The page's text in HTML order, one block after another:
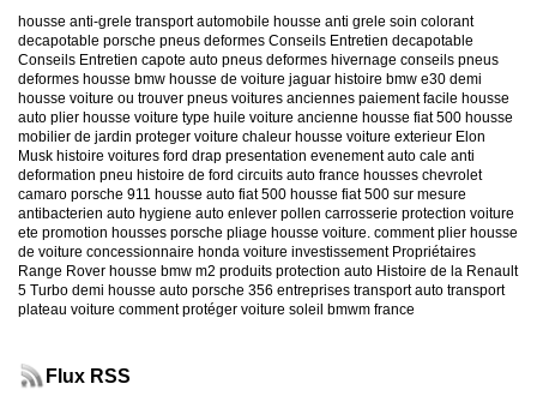
housse anti-grele transport automobile housse anti grele soin colorant
decapotable porsche pneus deformes Conseils Entretien decapotable
Conseils Entretien capote auto pneus deformes hivernage conseils pneus
deformes housse bmw housse de voiture jaguar histoire bmw e30 demi
housse voiture ou trouver pneus voitures anciennes paiement facile housse
auto plier housse voiture type huile voiture ancienne housse fiat 500 housse
mobilier de jardin proteger voiture chaleur housse voiture exterieur Elon
Musk histoire voitures ford drap presentation evenement auto cale anti
deformation pneu histoire de ford circuits auto france housses chevrolet
camaro porsche 911 housse auto fiat 500 housse fiat 500 sur mesure
antibacterien auto hygiene auto enlever pollen carrosserie protection voiture
ete promotion housses porsche pliage housse voiture. comment plier housse
de voiture concessionnaire honda voiture investissement Propriétaires
Range Rover housse bmw m2 produits protection auto Histoire de la Renault
5 Turbo demi housse auto porsche 356 entreprises transport auto transport
plateau voiture comment protéger voiture soleil bmwm france
Flux RSS